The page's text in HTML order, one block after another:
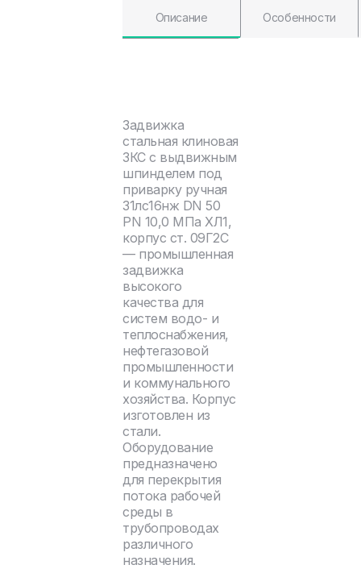
Описание Особенности
Задвижка
стальная клиновая
ЗКС с выдвижным
шпинделем под
приварку ручная
31лс16нж DN 50
PN 10,0 МПа ХЛ1,
корпус ст. 09Г2С
— промышленная
задвижка
высокого
качества для
систем водо- и
теплоснабжения,
нефтегазовой
промышленности
и коммунального
хозяйства. Корпус
изготовлен из
стали.
Оборудование
предназначено
для перекрытия
потока рабочей
среды в
трубопроводах
различного
назначения.